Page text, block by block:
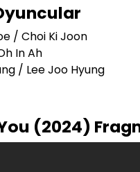
/ Choi Ki Joon
In Ah
/ Lee Joo Hyung
(2024)